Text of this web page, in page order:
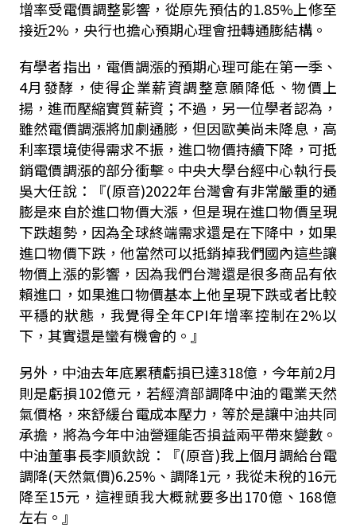
增率受電價調整影響，從原先預估的1.85%上修至
接近2%，央行也擔心預期心理會扭轉通膨結構。
有學者指出，電價調漲的預期心理可能在第一季、
4月發酵，使得企業薪資調整意願降低、物價上
揚，進而壓縮實質薪資；不過，另一位學者認為，
雖然電價調漲將加劇通膨，但因歐美尚未降息，高
利率環境使得需求不振，進口物價持續下降，可抵
銷電價調漲的部分衝擊。中央大學台經中心執行長
吳大任說：『(原音)2022年台灣會有非常嚴重的通
膨是來自於進口物價大漲，但是現在進口物價呈現
下跌趨勢，因為全球終端需求還是在下降中，如果
進口物價下跌，他當然可以抵銷掉我們國內這些讓
物價上漲的影響，因為我們台灣還是很多商品有依
賴進口，如果進口物價基本上他呈現下跌或者比較
平穩的狀態，我覺得全年CPI年增率控制在2%以
下，其實還是蠻有機會的。』
另外，中油去年底累積虧損已達318億，今年前2月
則是虧損102億元，若經濟部調降中油的電業天然
氣價格，來舒緩台電成本壓力，等於是讓中油共同
承擔，將為今年中油營運能否損益兩平帶來變數。
中油董事長李順欽說：『(原音)我上個月調給台電
調降(天然氣價)6.25%、調降1元，我從未稅的16元
降至15元，這裡頭我大概就要多出170億、168億
左右。』